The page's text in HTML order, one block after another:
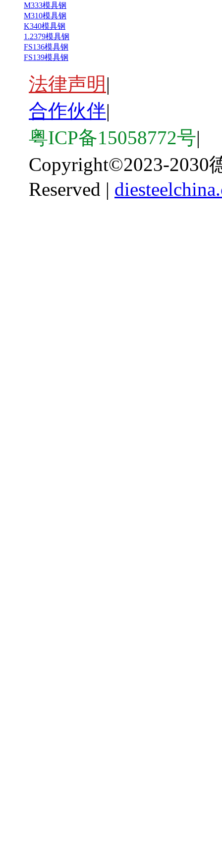
M333模具钢
M310模具钢
K340模具钢
1.2379模具钢
FS136模具钢
FS139模具钢
法律声明 |
合作伙伴|
粤ICP备15058772号|
Copyright©2023-2030
Reserved |